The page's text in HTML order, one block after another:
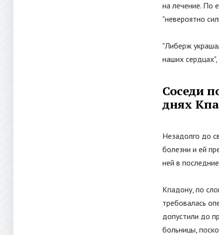
на лечение. По
"невероятно
"Либерж
наших сердцах"
Соседи
днях
Незадолго до
болезни и ей
ней в
Кпадону, по
требовалась
допустили до
больницы,